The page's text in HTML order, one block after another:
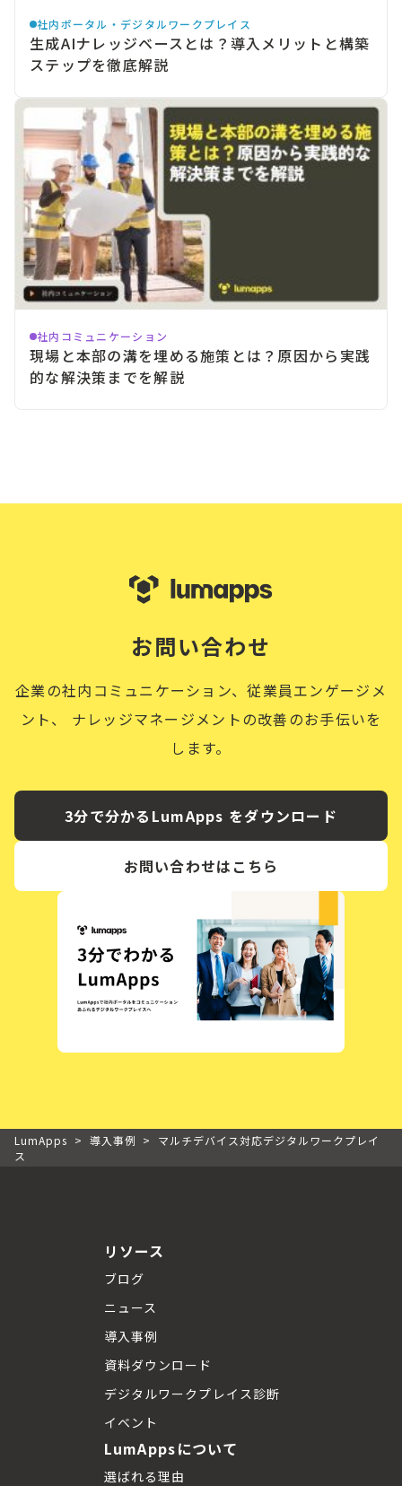
生成AIナレッジベースとは？導入メリットと構築
ステップを徹底解説
社内ポータル・デジタルワークプレイス
現場と本部の溝を埋める施策とは？原因から実践
的な解決策までを解説
社内コミュニケーション
お問い合わせ
企業の社内コミュニケーション、従業員エンゲージメ
ント、
ナレッジマネージメントの改善のお手伝いを
します。
3分で分かるLumApps をダウンロード
お問い合わせはこちら
LumApps > 導入事例 >
マルチデバイス対応デジタルワークプレイ
ス
リソース
ブログ
ニュース
導入事例
資料ダウンロード
デジタルワークプレイス診断
イベント
LumAppsについて
選ばれる理由